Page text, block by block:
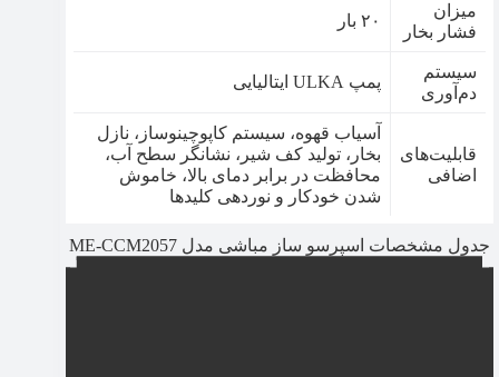
میزان
فشار بخار
۲۰ بار
سیستم
دم‌آوری
پمپ ULKA ایتالیایی
قابلیت‌های
اضافی
آسیاب قهوه، سیستم کاپوچینوساز، نازل
بخار، تولید کف شیر، نشانگر سطح آب،
محافظت در برابر دمای بالا، خاموش
شدن خودکار و نوردهی کلیدها
جدول مشخصات اسپرسو ساز مباشی مدل ME-CCM2057